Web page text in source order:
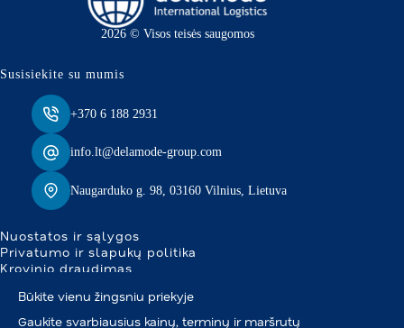
2026 © Visos teisės saugomos
Susisiekite su mumis
+370 6 188 2931
info.lt@delamode-group.com
Naugarduko g. 98, 03160 Vilnius, Lietuva
Nuostatos ir sąlygos
Privatumo ir slapukų politika
Krovinio draudimas
Būkite vienu žingsniu priekyje
Gaukite svarbiausius kainų, terminų ir maršrutų